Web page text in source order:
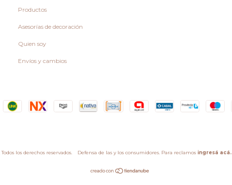
Productos
Asesorías de decoración
Quien soy
Envíos y cambios
los derechos reservados. Defensa de las y los consumidores. Para reclamos ingresá acá.